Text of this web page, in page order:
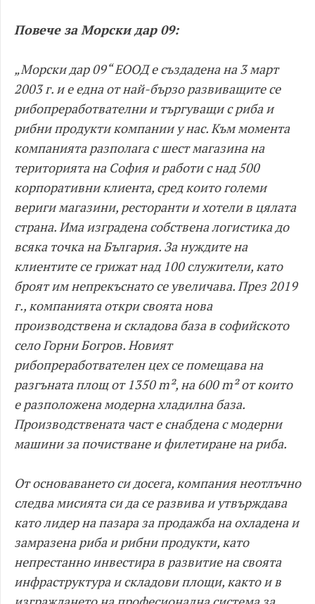
Повече за Морски дар 09:
„Морски дар 09“ ЕООД е създадена на 3 март
2003 г. и е една от най-бързо развиващите се
рибопреработвателни и търгуващи с риба и
рибни продукти компании у нас. Към момента
компанията разполага с шест магазина на
територията на София и работи с над 500
корпоративни клиента, сред които големи
вериги магазини, ресторанти и хотели в цялата
страна. Има изградена собствена логистика до
всяка точка на България. За нуждите на
клиентите се грижат над 100 служители, като
броят им непрекъснато се увеличава. През 2019
г., компанията откри своята нова
производствена и складова база в софийското
село Горни Богров. Новият
рибопреработвателен цех се помещава на
разгъната площ от 1350 m², на 600 m² от които
е разположена модерна хладилна база.
Производствената част е снабдена с модерни
машини за почистване и филетиране на риба.
От основаването си досега, компания неотлъчно
следва мисията си да се развива и утвърждава
като лидер на пазара за продажба на охладена и
замразена риба и рибни продукти, като
непрестанно инвестира в развитие на своята
инфраструктура и складови площи, както и в